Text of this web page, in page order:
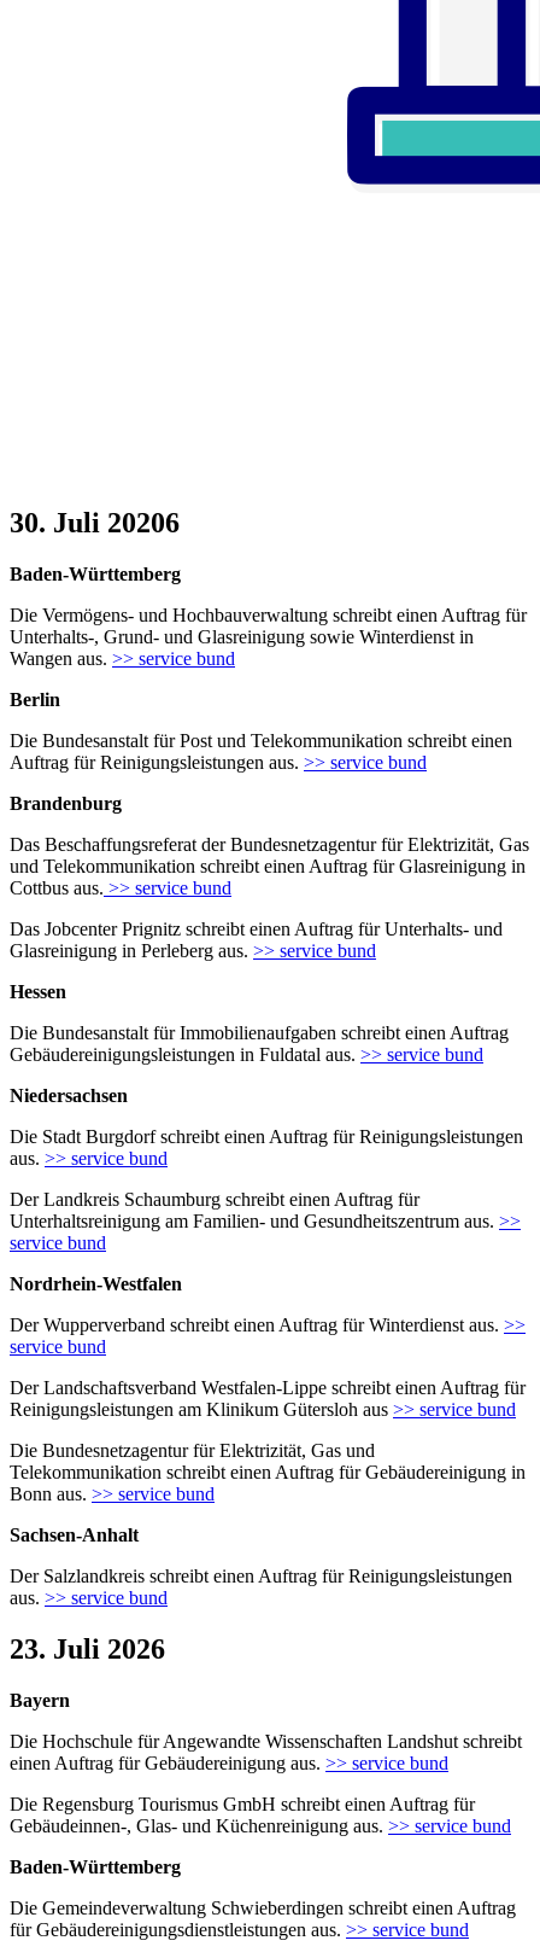
30. Juli 20206
Baden-Württemberg
Die Vermögens- und Hochbauverwaltung schreibt einen Auftrag für
Unterhalts-, Grund- und Glasreinigung sowie Winterdienst in
Wangen aus. >> service bund
Berlin
Die Bundesanstalt für Post und Telekommunikation schreibt einen
Auftrag für Reinigungsleistungen aus. >> service bund
Brandenburg
Das Beschaffungsreferat der Bundesnetzagentur für Elektrizität, Gas
und Telekommunikation schreibt einen Auftrag für Glasreinigung in
Cottbus aus. >> service bund
Das Jobcenter Prignitz schreibt einen Auftrag für Unterhalts- und
Glasreinigung in Perleberg aus. >> service bund
Hessen
Die Bundesanstalt für Immobilienaufgaben schreibt einen Auftrag
Gebäudereinigungsleistungen in Fuldatal aus. >> service bund
Niedersachsen
Die Stadt Burgdorf schreibt einen Auftrag für Reinigungsleistungen
aus. >> service bund
Der Landkreis Schaumburg schreibt einen Auftrag für
Unterhaltsreinigung am Familien- und Gesundheitszentrum aus. >>
service bund
Nordrhein-Westfalen
Der Wupperverband schreibt einen Auftrag für Winterdienst aus. >>
service bund
Der Landschaftsverband Westfalen-Lippe schreibt einen Auftrag für
Reinigungsleistungen am Klinikum Gütersloh aus >> service bund
Die Bundesnetzagentur für Elektrizität, Gas und
Telekommunikation schreibt einen Auftrag für Gebäudereinigung in
Bonn aus. >> service bund
Sachsen-Anhalt
Der Salzlandkreis schreibt einen Auftrag für Reinigungsleistungen
aus. >> service bund
23. Juli 2026
Bayern
Die Hochschule für Angewandte Wissenschaften Landshut schreibt
einen Auftrag für Gebäudereinigung aus. >> service bund
Die Regensburg Tourismus GmbH schreibt einen Auftrag für
Gebäudeinnen-, Glas- und Küchenreinigung aus. >> service bund
Baden-Württemberg
Die Gemeindeverwaltung Schwieberdingen schreibt einen Auftrag
für Gebäudereinigungsdienstleistungen aus. >> service bund